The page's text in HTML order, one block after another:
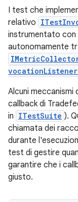
I test che
relativo
instrumentato
autonomamente
Alcuni
callback di
in ITestSuite ).
chiamata dei
durante
test di gestire
garantire che i
giusto.